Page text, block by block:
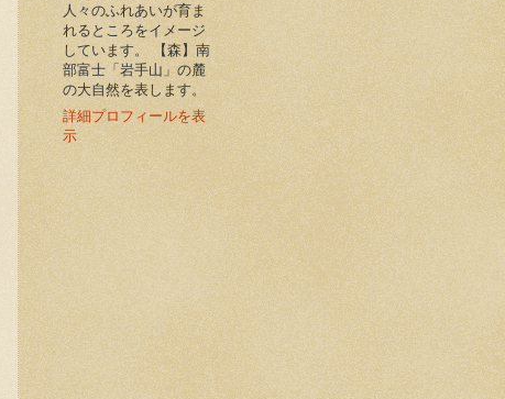
人々のふれあいが育ま
れるところをイメージ
しています。 【森】南
部富士「岩手山」の麓
の大自然を表します。
詳細プロフィールを表
示